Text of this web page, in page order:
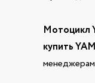
Мотоцикл
купить